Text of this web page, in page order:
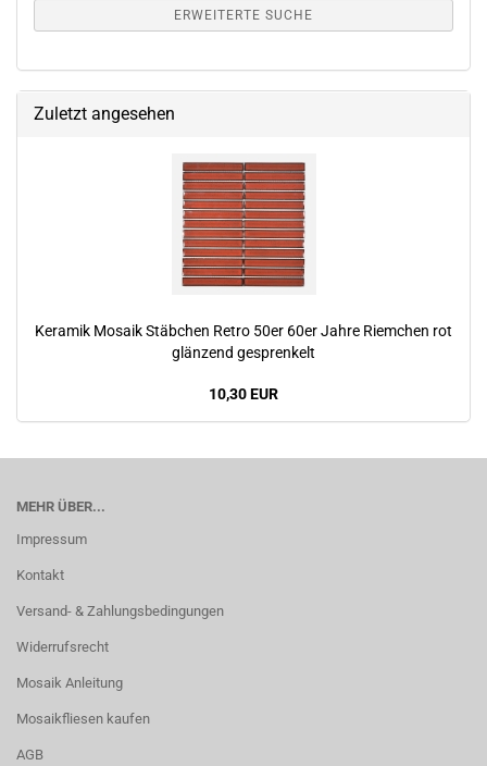
ERWEITERTE SUCHE
Zuletzt angesehen
Keramik Mosaik Stäbchen Retro 50er 60er Jahre Riemchen rot
glänzend gesprenkelt
10,30 EUR
MEHR ÜBER...
Impressum
Kontakt
Versand- & Zahlungsbedingungen
Widerrufsrecht
Mosaik Anleitung
Mosaikfliesen kaufen
AGB